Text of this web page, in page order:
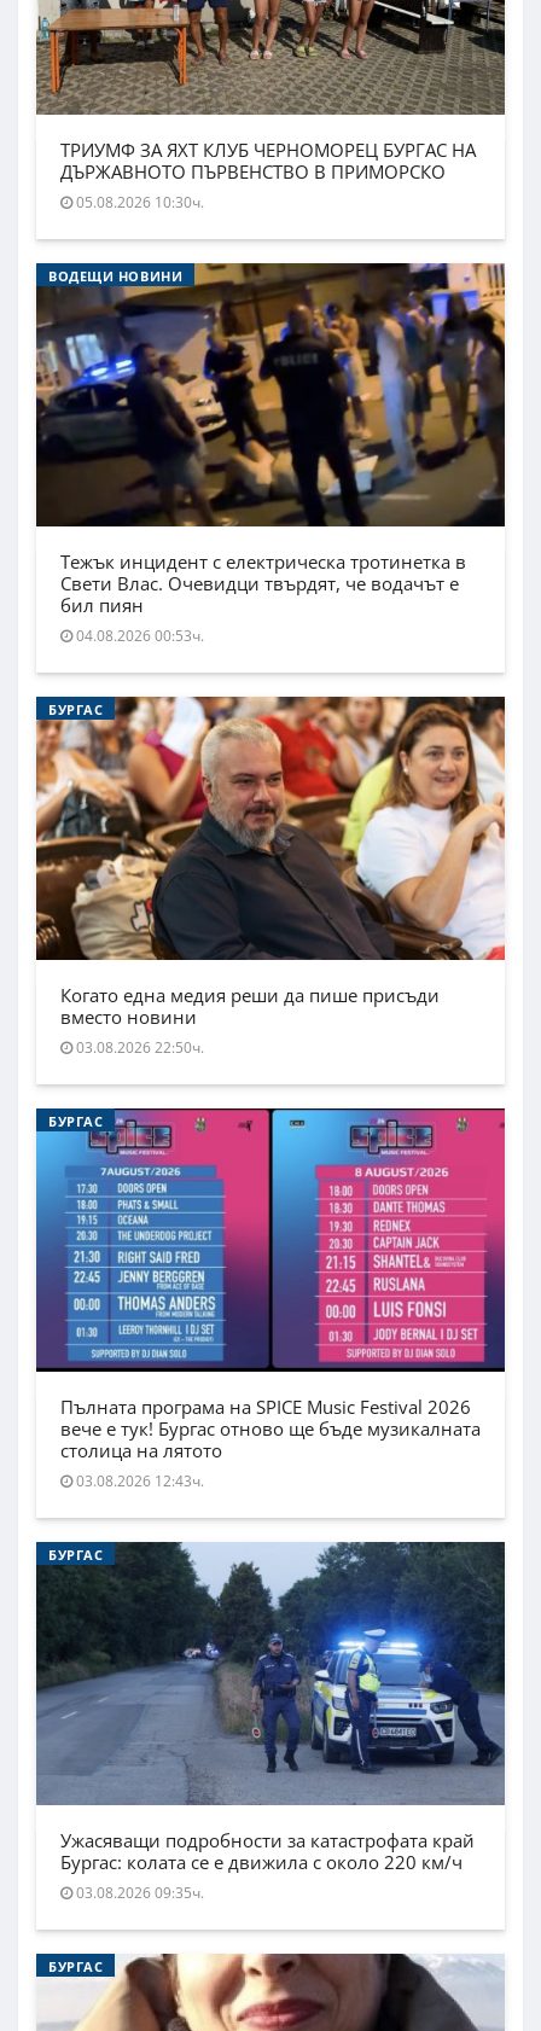
ТРИУМФ ЗА ЯХТ КЛУБ ЧЕРНОМОРЕЦ БУРГАС НА
ДЪРЖАВНОТО ПЪРВЕНСТВО В ПРИМОРСКО
05.08.2026 10:30ч.
ВОДЕЩИ НОВИНИ
Тежък инцидент с електрическа тротинетка в
Свети Влас. Очевидци твърдят, че водачът е
бил пиян
04.08.2026 00:53ч.
БУРГАС
Когато една медия реши да пише присъди
вместо новини
03.08.2026 22:50ч.
БУРГАС
Пълната програма на SPICE Music Festival 2026
вече е тук! Бургас отново ще бъде музикалната
столица на лятото
03.08.2026 12:43ч.
БУРГАС
Ужасяващи подробности за катастрофата край
Бургас: колата се е движила с около 220 км/ч
03.08.2026 09:35ч.
БУРГАС